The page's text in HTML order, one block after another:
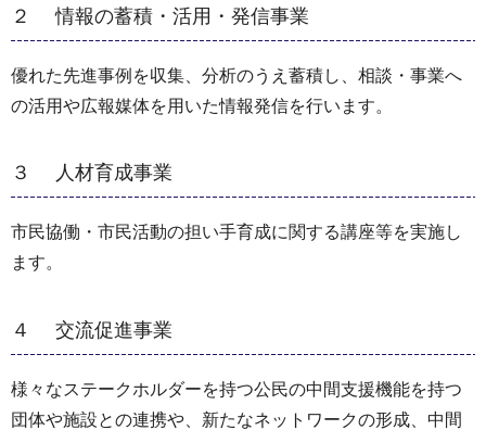
２ 情報の蓄積・活用・発信事業
優れた先進事例を収集、分析のうえ蓄積し、相談・事業へ
の活用や広報媒体を用いた情報発信を行います。
３ 人材育成事業
市民協働・市民活動の担い手育成に関する講座等を実施し
ます。
４ 交流促進事業
様々なステークホルダーを持つ公民の中間支援機能を持つ
団体や施設との連携や、新たなネットワークの形成、中間